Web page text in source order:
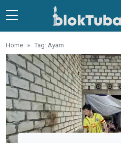
Skip to main content
Home Tag: Ayam